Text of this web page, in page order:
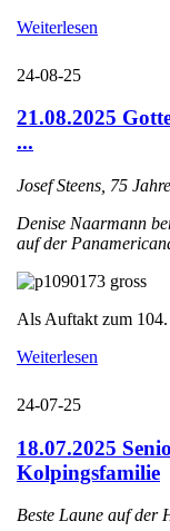
Weiterlesen
24-08-25
21.08.2025
...
Josef Steens, 75
Denise Naarmann
auf der
Als Auftakt zum 104.
Weiterlesen
24-07-25
18.07.2025
Kolpingsfamilie
Beste Laune auf der